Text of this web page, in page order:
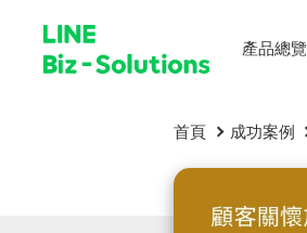
產品總覽
首頁 成功案例